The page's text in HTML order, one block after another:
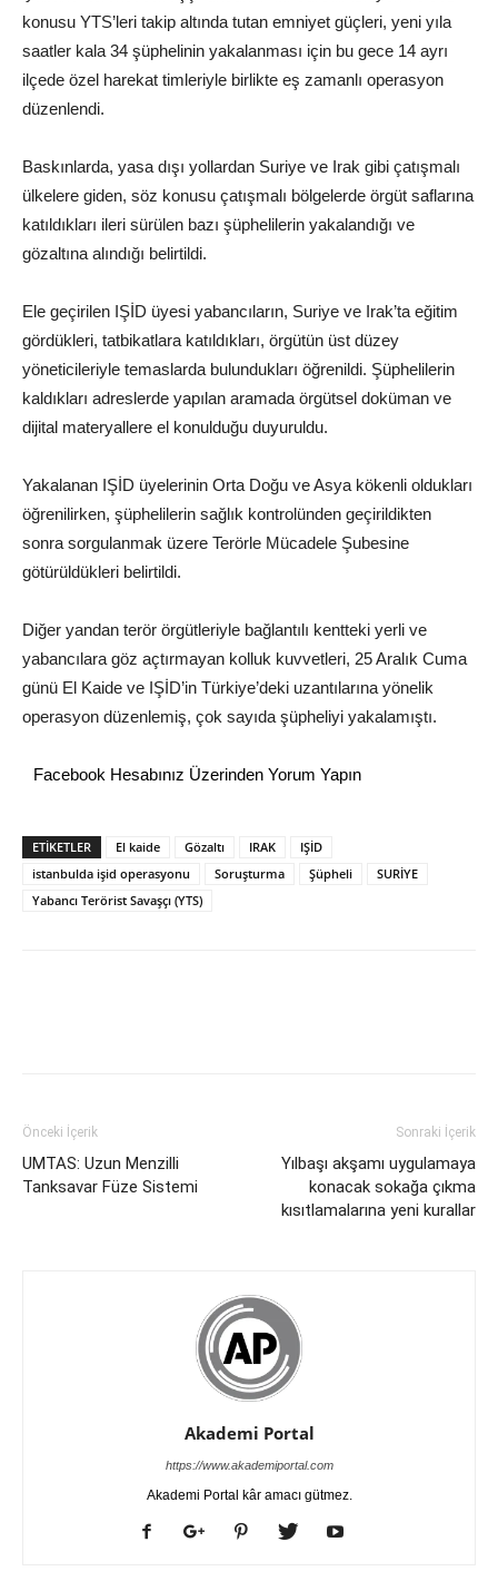
konusu YTS’leri takip altında tutan emniyet güçleri, yeni yıla
saatler kala 34 şüphelinin yakalanması için bu gece 14 ayrı
ilçede özel harekat timleriyle birlikte eş zamanlı operasyon
düzenlendi.
Baskınlarda, yasa dışı yollardan Suriye ve Irak gibi çatışmalı
ülkelere giden, söz konusu çatışmalı bölgelerde örgüt saflarına
katıldıkları ileri sürülen bazı şüphelilerin yakalandığı ve
gözaltına alındığı belirtildi.
Ele geçirilen IŞİD üyesi yabancıların, Suriye ve Irak’ta eğitim
gördükleri, tatbikatlara katıldıkları, örgütün üst düzey
yöneticileriyle temaslarda bulundukları öğrenildi. Şüphelilerin
kaldıkları adreslerde yapılan aramada örgütsel doküman ve
dijital materyallere el konulduğu duyuruldu.
Yakalanan IŞİD üyelerinin Orta Doğu ve Asya kökenli oldukları
öğrenilirken, şüphelilerin sağlık kontrolünden geçirildikten
sonra sorgulanmak üzere Terörle Mücadele Şubesine
götürüldükleri belirtildi.
Diğer yandan terör örgütleriyle bağlantılı kentteki yerli ve
yabancılara göz açtırmayan kolluk kuvvetleri, 25 Aralık Cuma
günü El Kaide ve IŞİD’in Türkiye’deki uzantılarına yönelik
operasyon düzenlemiş, çok sayıda şüpheliyi yakalamıştı.
Facebook Hesabınız Üzerinden Yorum Yapın
ETİKETLER El kaide Gözaltı IRAK
IŞİD
istanbulda işid operasyonu
Soruşturma Şüpheli
SURİYE
Yabancı Terörist Savaşçı (YTS)
Önceki İçerik
UMTAS: Uzun Menzilli
Tanksavar Füze Sistemi
Sonraki İçerik
Yılbaşı akşamı uygulamaya
konacak sokağa çıkma
kısıtlamalarına yeni kurallar
Akademi Portal
https://www.akademiportal.com
Akademi Portal kâr amacı gütmez.